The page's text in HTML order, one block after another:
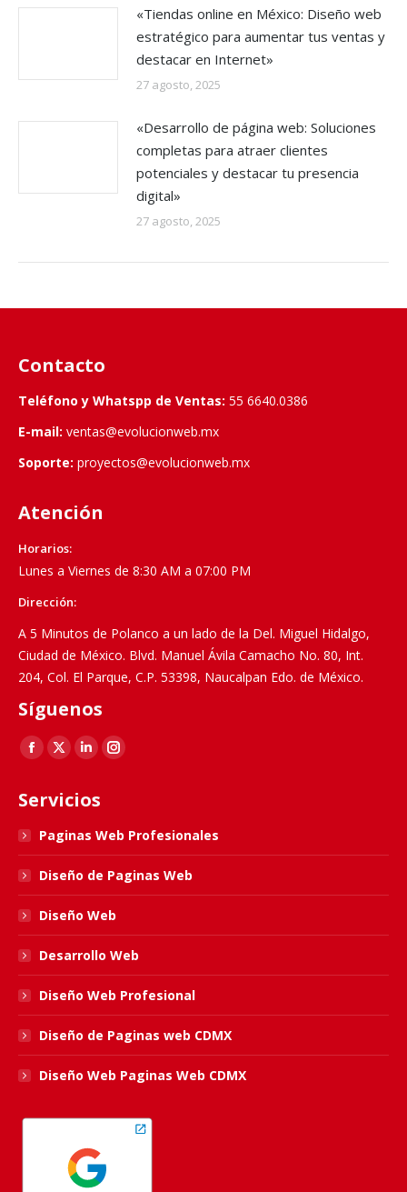
«Tiendas online en México: Diseño web
estratégico para aumentar tus ventas y
destacar en Internet»
27 agosto, 2025
«Desarrollo de página web: Soluciones
completas para atraer clientes
potenciales y destacar tu presencia
digital»
27 agosto, 2025
Contacto
Teléfono y Whatspp de Ventas: 55 6640.0386
E-mail: ventas@evolucionweb.mx
Soporte: proyectos@evolucionweb.mx
Atención
Horarios:
Lunes a Viernes de 8:30 AM a 07:00 PM
Dirección:
A 5 Minutos de Polanco a un lado de la Del. Miguel Hidalgo,
Ciudad de México. Blvd. Manuel Ávila Camacho No. 80, Int.
204, Col. El Parque, C.P. 53398, Naucalpan Edo. de México.
Síguenos
Find us on:
Facebook
opens
in
new
window
X
opens
in
new
window
Linkedin
opens
new
window
Instagram
in
new
window
Servicios
Paginas Web Profesionales
Diseño de Paginas Web
Diseño Web
Desarrollo Web
Diseño Web Profesional
Diseño de Paginas web CDMX
Diseño Web Paginas Web CDMX